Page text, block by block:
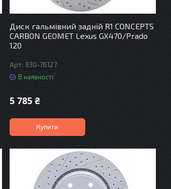
Диск гальмівний задній R1 CONCEPTS
CARBON GEOMET Lexus GX470/Prado
120
830-76127
В наявності
5 785 ₴
Купити